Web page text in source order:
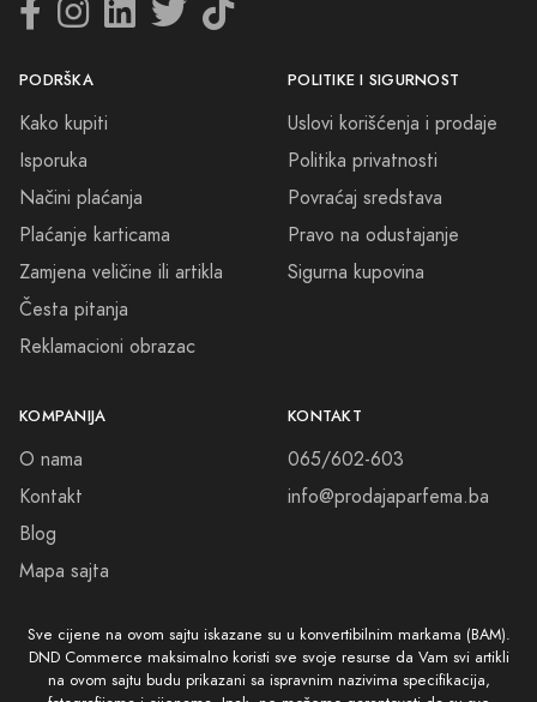
PODRŠKA
Kako kupiti
Isporuka
Načini plaćanja
Plaćanje karticama
Zamjena veličine ili artikla
Česta pitanja
Reklamacioni obrazac
POLITIKE I SIGURNOST
Uslovi korišćenja i prodaje
Politika privatnosti
Povraćaj sredstava
Pravo na odustajanje
Sigurna kupovina
KOMPANIJA
O nama
Kontakt
Blog
Mapa sajta
KONTAKT
065/602-603
info@prodajaparfema.ba
Sve cijene na ovom sajtu iskazane su u konvertibilnim markama (BAM).
DND Commerce maksimalno koristi sve svoje resurse da Vam svi artikli
na ovom sajtu budu prikazani sa ispravnim nazivima specifikacija,